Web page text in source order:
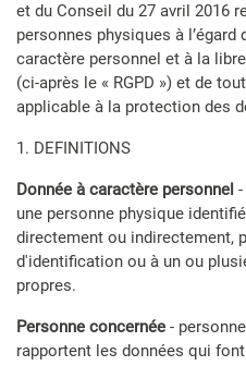
et du Conseil du 27 avril 2016
personnes physiques à
caractère personnel et à la
(ci-après le « RGPD ») et de
applicable à la protection des
1. DEFINITIONS
Donnée à caractère personnel
une personne physique
directement ou indirectement,
d'identification ou à un ou
propres.
Personne concernée -
rapportent les données qui